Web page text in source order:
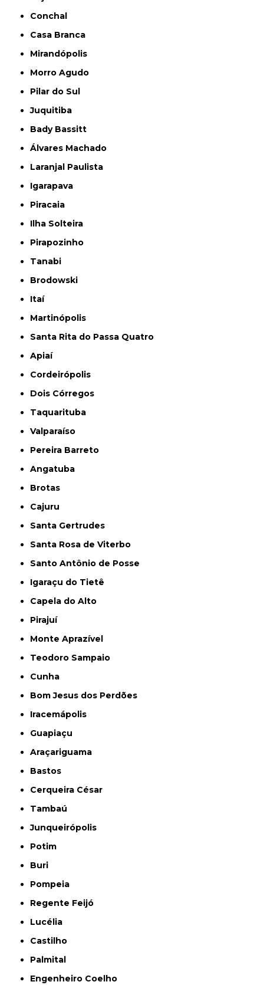
Conchal
Casa Branca
Mirandópolis
Morro Agudo
Pilar do Sul
Juquitiba
Bady Bassitt
Álvares Machado
Laranjal Paulista
Igarapava
Piracaia
Ilha Solteira
Pirapozinho
Tanabi
Brodowski
Itaí
Martinópolis
Santa Rita do Passa Quatro
Apiaí
Cordeirópolis
Dois Córregos
Taquarituba
Valparaíso
Pereira Barreto
Angatuba
Brotas
Cajuru
Santa Gertrudes
Santa Rosa de Viterbo
Santo Antônio de Posse
Igaraçu do Tietê
Capela do Alto
Pirajuí
Monte Aprazível
Teodoro Sampaio
Cunha
Bom Jesus dos Perdões
Iracemápolis
Guapiaçu
Araçariguama
Bastos
Cerqueira César
Tambaú
Junqueirópolis
Potim
Buri
Pompeia
Regente Feijó
Lucélia
Castilho
Palmital
Engenheiro Coelho